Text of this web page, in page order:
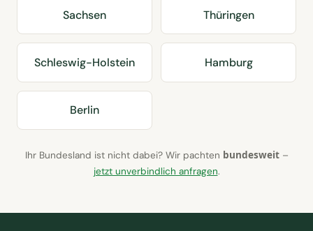
Sachsen Thüringen
Schleswig-Holstein Hamburg
Berlin
Ihr Bundesland ist nicht dabei? Wir pachten bundesweit–
jetzt unverbindlich anfragen.